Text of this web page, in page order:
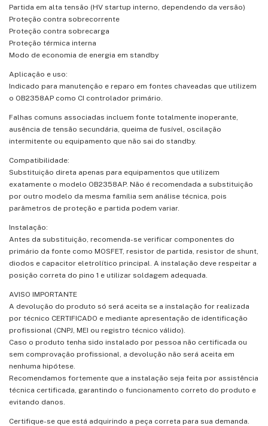
Partida em alta tensão (HV startup interno, dependendo da versão)
Proteção contra sobrecorrente
Proteção contra sobrecarga
Proteção térmica interna
Modo de economia de energia em standby
Aplicação e uso:
Indicado para manutenção e reparo em fontes chaveadas que utilizem
o OB2358AP como CI controlador primário.
Falhas comuns associadas incluem fonte totalmente inoperante,
ausência de tensão secundária, queima de fusível, oscilação
intermitente ou equipamento que não sai do standby.
Compatibilidade:
Substituição direta apenas para equipamentos que utilizem
exatamente o modelo OB2358AP. Não é recomendada a substituição
por outro modelo da mesma família sem análise técnica, pois
parâmetros de proteção e partida podem variar.
Instalação:
Antes da substituição, recomenda-se verificar componentes do
primário da fonte como MOSFET, resistor de partida, resistor de shunt,
diodos e capacitor eletrolítico principal. A instalação deve respeitar a
posição correta do pino 1 e utilizar soldagem adequada.
AVISO IMPORTANTE
A devolução do produto só será aceita se a instalação for realizada
por técnico CERTIFICADO e mediante apresentação de identificação
profissional (CNPJ, MEI ou registro técnico válido).
Caso o produto tenha sido instalado por pessoa não certificada ou
sem comprovação profissional, a devolução não será aceita em
nenhuma hipótese.
Recomendamos fortemente que a instalação seja feita por assistência
técnica certificada, garantindo o funcionamento correto do produto e
evitando danos.
Certifique-se que está adquirindo a peça correta para sua demanda.